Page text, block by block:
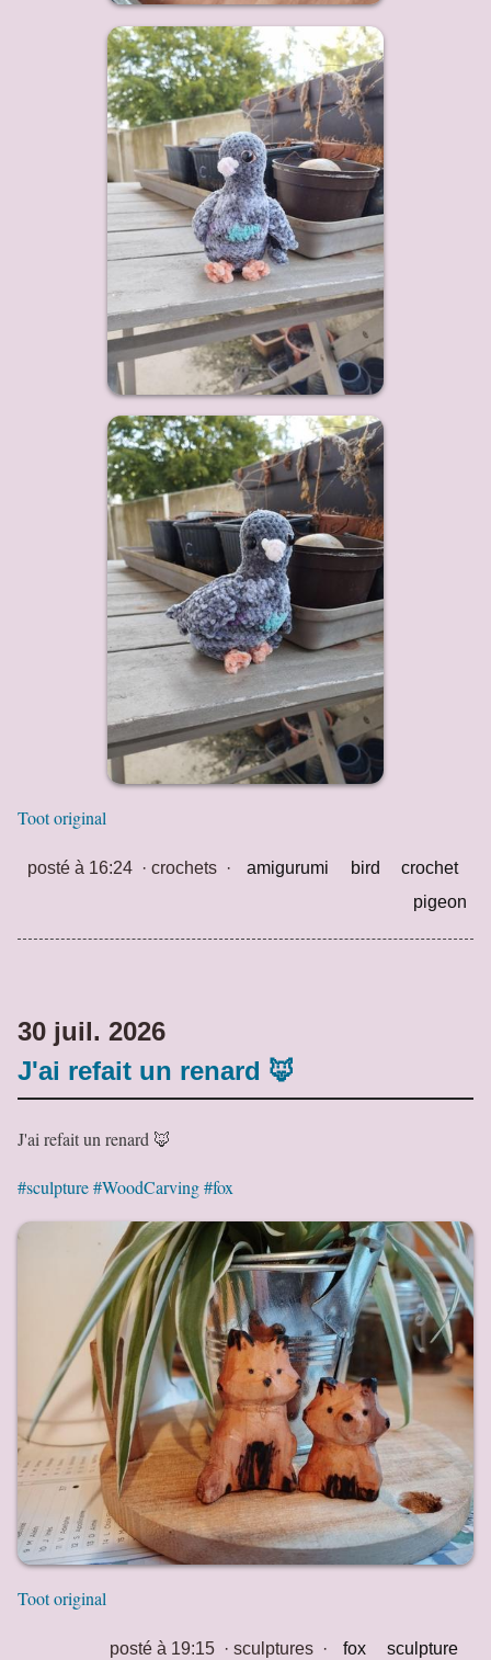
Toot original
posté à 16:24 ·crochets · amigurumi bird
crochet
pigeon
30 juil. 2026
J'ai refait un renard 🦊
J'ai refait un renard 🦊
#sculpture#WoodCarving#fox
Toot original
posté à 19:15· sculptures· fox
sculpture